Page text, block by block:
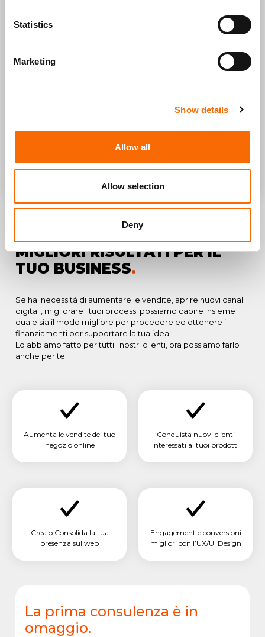
Statistics
Marketing
Show details
Allow all
Allow selection
Deny
* Accetto la Privacy Policy e di ricevere
cookie policy
INVIA LA RICHIESTA
SCOPRI COME OTTENERE I
MIGLIORI RISULTATI PER IL
TUO BUSINESS.
Se hai necessità di aumentare le vendite, aprire nuovi canali
digitali, migliorare i tuoi processi possiamo capire insieme
quale sia il modo migliore per procedere ed ottenere i
finanziamenti per supportare la tua idea.
Lo abbiamo fatto per tutti i nostri clienti, ora possiamo farlo
anche per te.
Aumenta le vendite del tuo
negozio online
Conquista nuovi clienti
interessati ai tuoi prodotti
Crea o Consolida la tua
presenza sul web
Engagement e conversioni
migliori con l’UX/UI Design
La prima consulenza è in
omaggio.